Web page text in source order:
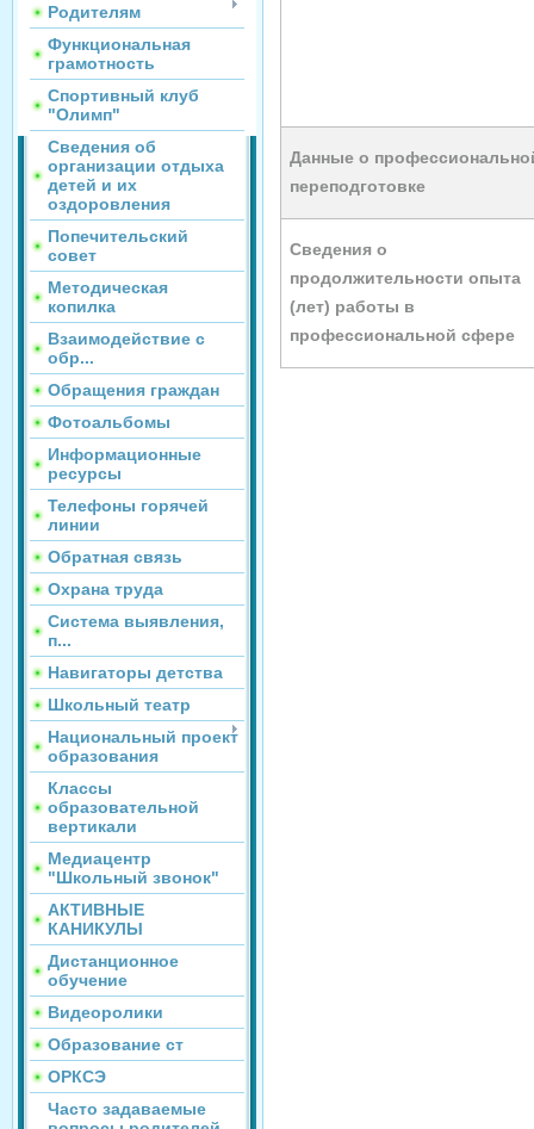
Родителям
Функциональная
грамотность
Спортивный клуб
"Олимп"
Сведения об
организации отдыха
детей и их
оздоровления
Попечительский
совет
Методическая
копилка
Взаимодействие с
обр...
Обращения граждан
Фотоальбомы
Информационные
ресурсы
Телефоны горячей
линии
Обратная связь
Охрана труда
Система выявления,
п...
Навигаторы детства
Школьный театр
Национальный проект
образования
Классы
образовательной
вертикали
Медиацентр
"Школьный звонок"
АКТИВНЫЕ
КАНИКУЛЫ
Дистанционное
обучение
Видеоролики
Образование ст
ОРКСЭ
Часто задаваемые
Данные о
переподготовке
Сведения о
продолжительности опыта
(лет) работы в
профессиональной сфере